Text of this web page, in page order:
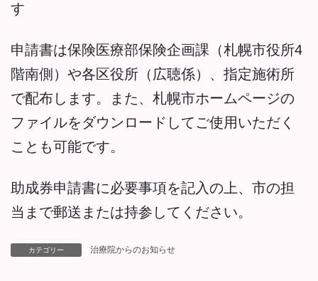
す
申請書は保険医療部保険企画課（札幌市役所4
階南側）や各区役所（広聴係）、指定施術所
で配布します。また、札幌市ホームページの
ファイルをダウンロードしてご使用いただく
ことも可能です。
助成券申請書に必要事項を記入の上、市の担
当まで郵送または持参してください。
カテゴリー 治療院からのお知らせ